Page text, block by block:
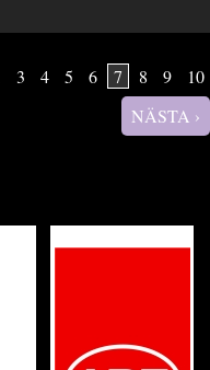
3 4 5 6 7 8 9
10
NÄSTA ›